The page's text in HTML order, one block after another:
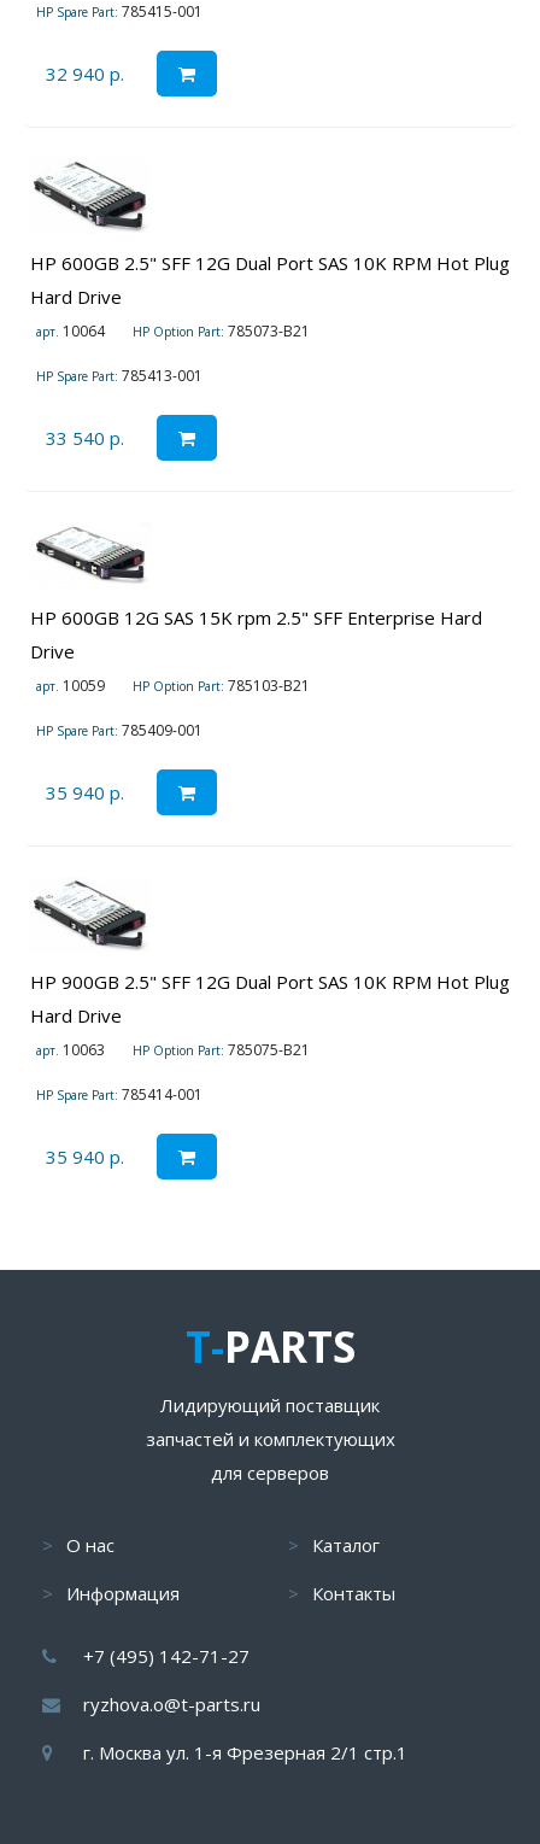
HP Spare Part: 785415-001
32 940 р.
HP 600GB 2.5" SFF 12G Dual Port SAS 10K RPM Hot Plug
Hard Drive
арт. 10064 HP Option Part: 785073-B21
HP Spare Part: 785413-001
33 540 р.
HP 600GB 12G SAS 15K rpm 2.5" SFF Enterprise Hard
Drive
арт. 10059 HP Option Part: 785103-B21
HP Spare Part: 785409-001
35 940 р.
HP 900GB 2.5" SFF 12G Dual Port SAS 10K RPM Hot Plug
Hard Drive
арт. 10063 HP Option Part: 785075-B21
HP Spare Part: 785414-001
35 940 р.
T-PARTS
Лидирующий поставщик
запчастей и комплектующих
для серверов
О нас
Информация
Каталог
Контакты
+7 (495) 142-71-27
ryzhova.o@t-parts.ru
г. Москва ул. 1-я Фрезерная 2/1 стр.1